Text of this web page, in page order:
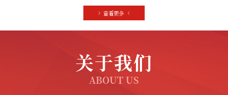
关于我们
ABOUT US